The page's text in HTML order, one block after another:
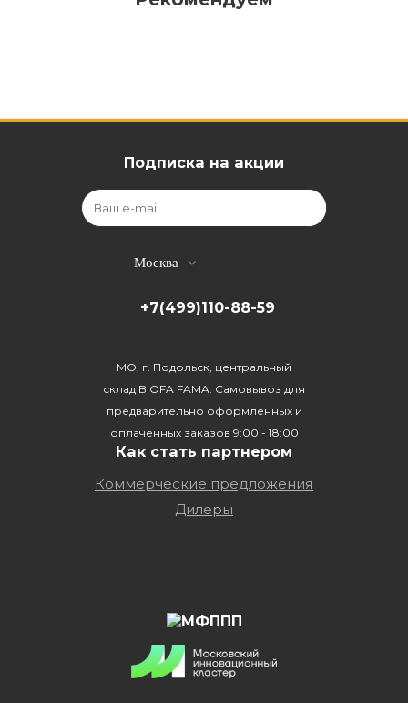
Подписка на акции
Москва
+7(499)110-88-59
МО, г. Подольск, центральный
склад BIOFA FAMA. Самовывоз для
предварительно оформленных и
оплаченных заказов 9:00 - 18:00
Как стать партнером
Коммерческие предложения
Дилеры